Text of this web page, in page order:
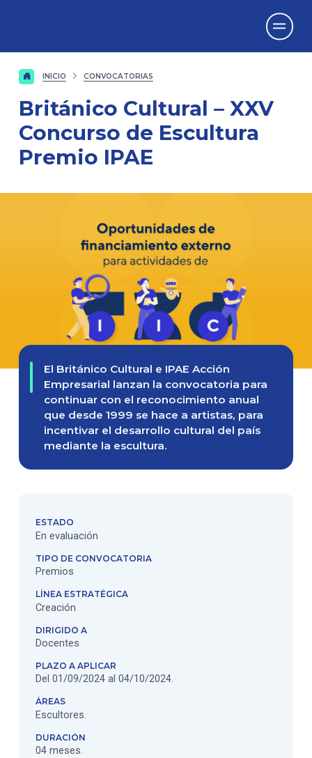
INICIO CONVOCATORIAS
Británico Cultural – XXV
Concurso de Escultura
Premio IPAE
El Británico Cultural e IPAE Acción
Empresarial lanzan la convocatoria para
continuar con el reconocimiento anual
que desde 1999 se hace a artistas, para
incentivar el desarrollo cultural del país
mediante la escultura.
ESTADO
En evaluación
TIPO DE CONVOCATORIA
Premios
LÍNEA ESTRATÉGICA
Creación
DIRIGIDO A
Docentes
PLAZO A APLICAR
Del 01/09/2024 al 04/10/2024.
ÁREAS
Escultores.
DURACIÓN
04 meses.